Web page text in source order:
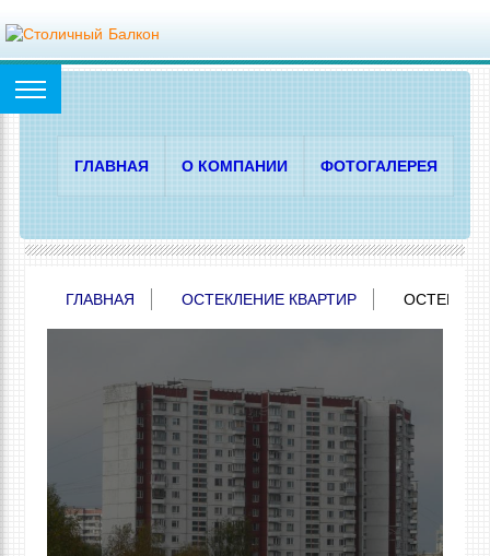
ГЛАВНАЯ О КОМПАНИИ ФОТОГАЛЕРЕЯ
ГЛАВНАЯ ОСТЕКЛЕНИЕ КВАРТИР